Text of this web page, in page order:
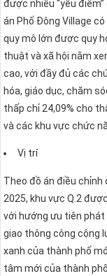
được nhiều “yếu
án Phố Đông Village
quy mô lớn được quy
thuật và xã hội nằm
cao, với đầy đủ các
hóa, giáo dục, chăm
thấp chỉ 24,09% cho
và các khu vực chức
Vị trí
Theo đồ án điều chỉnh
2025, khu vực Q.2
với hướng ưu tiên
giao thông công cộng
xanh của thành phố
tâm mới của thành